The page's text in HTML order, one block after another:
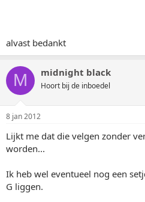
alvast bedankt
M midnight black
Hoort bij de inboedel
8 jan 2012
Lijkt me dat die velgen zonder
worden...
Ik heb wel eventueel nog een
G liggen.